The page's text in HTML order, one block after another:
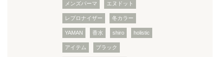
メンズパーマ エヌドット
レプロナイザー 冬カラー
YAMAN 香水 shiro holistic
アイテム ブラック